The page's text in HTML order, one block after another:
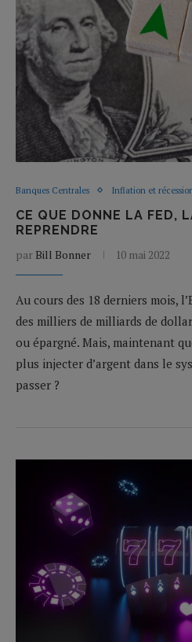
Banques Centrales Inflation et
CE QUE DONNE LA FED,
REPRENDRE
par Bill Bonner 10 mai 2022
Au cours des 18 derniers mois,
des milliers de milliards de
ou épargné. Mais, maintenant
plus injecter d’argent dans le
passer ?